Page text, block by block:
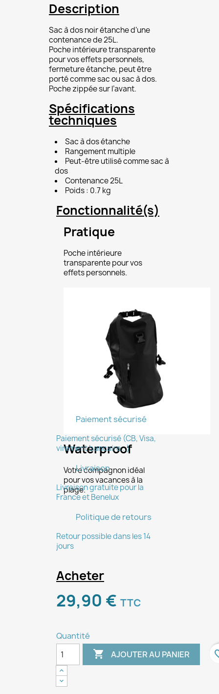
Description
Sac à dos noir étanche d’une
contenance de 25L.
Poche intérieure transparente
pour vos effets personnels,
fermeture étanche, peut être
porté comme sac ou sac à dos.
Poche zippée sur l’avant.
Spécifications
techniques
Sac à dos étanche
Rangement multiple
Peut-être utilisé comme sac à
dos
Contenance 25L
Poids : 0.7 kg
Fonctionnalité(s)
Pratique
Poche intérieure
transparente pour vos
effets personnels.
Waterproof
Votre compagnon idéal
pour vos vacances à la
plage.
Paiement sécurisé
Paiement sécurisé (CB, Visa,
virement bancaire...)
Livraison
Livraison gratuite pour la
France et Benelux
Politique de retours
Retour possible dans les 14
jours
Acheter
29,90 € TTC
Quantité
 AJOUTER AU PANIER
Créer une liste d'envies
Annuler Créer une liste d'envies